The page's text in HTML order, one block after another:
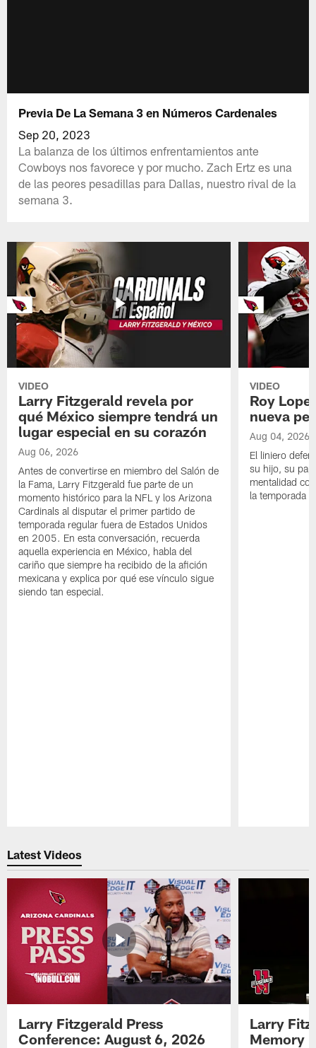
Previa De La Semana 3 en Números Cardenales
Sep 20, 2023
La balanza de los últimos enfrentamientos ante
Cowboys nos favorece y por mucho. Zach Ertz es una
de las peores pesadillas para Dallas, nuestro rival de la
semana 3.
VIDEO
Larry Fitzgerald revela por
qué México siempre tendrá un
lugar especial en su corazón
Aug 06, 2026
Antes de convertirse en miembro del Salón de
la Fama, Larry Fitzgerald fue parte de un
momento histórico para la NFL y los Arizona
Cardinals al disputar el primer partido de
temporada regular fuera de Estados Unidos
en 2005. En esta conversación, recuerda
aquella experiencia en México, habla del
cariño que siempre ha recibido de la afición
mexicana y explica por qué ese vínculo sigue
siendo tan especial.
VIDEO
Roy
nueva
Aug 04, 2026
El liniero
su hijo, su
mentalidad
la temporada
Latest Videos
Larry Fitzgerald Press
Conference: August 6, 2026
Larry
Memory